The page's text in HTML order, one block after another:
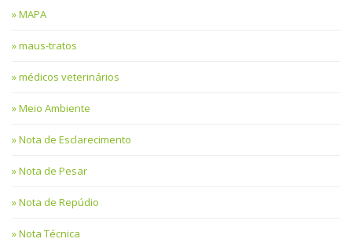
MAPA
maus-tratos
médicos veterinários
Meio Ambiente
Nota de Esclarecimento
Nota de Pesar
Nota de Repúdio
Nota Técnica